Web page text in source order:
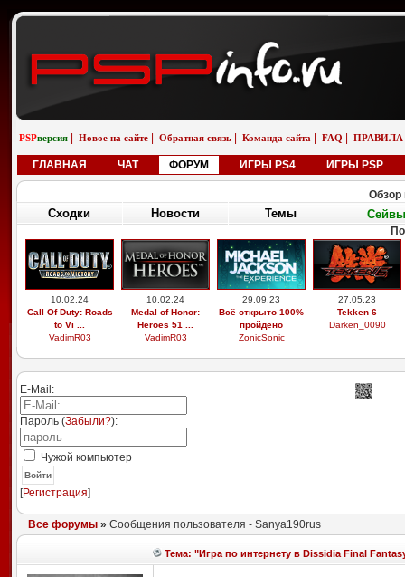
PSPверсия Новое на сайте Обратная связь Команда сайта FAQ ПРАВИЛА
ГЛАВНАЯ ЧАТ ФОРУМ ИГРЫ PS4 ИГРЫ PSP
Обзор
Сходки Новости Темы Сейвы
10.02.24
Call Of Duty: Roads
to Vi ...
VadimR03
10.02.24
Medal of Honor:
Heroes 51 ...
VadimR03
29.09.23
Всё открыто 100%
пройдено
ZonicSonic
27.05.23
Tekken 6
Darken_0090
E-Mail:
Пароль (Забыли?):
Чужой компьютер
Войти
[Регистрация]
Все форумы» Сообщения пользователя - Sanya190rus
Тема: "Игра по интернету в Dissidia Final